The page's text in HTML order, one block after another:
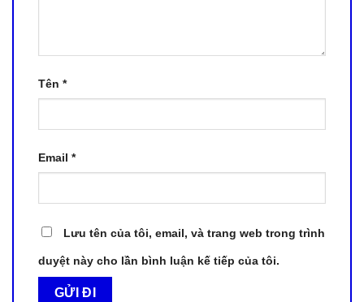
Tên *
Email *
Lưu tên của tôi, email, và trang web trong trình
duyệt này cho lần bình luận kế tiếp của tôi.